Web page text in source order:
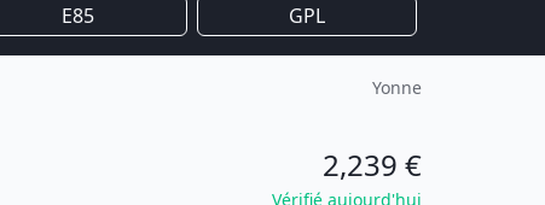
E85 GPL
Yonne
2,239 €
Vérifié aujourd'hui